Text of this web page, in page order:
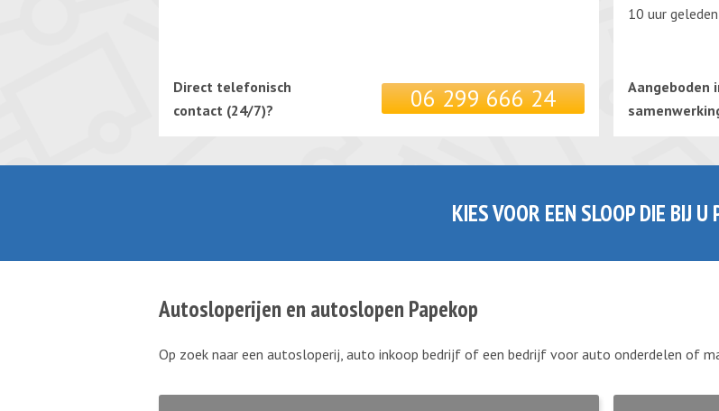
Direct telefonisch
contact (24/7)?
06 299 666 24
10 uur geleden
Aangeboden
KIES VOOR EEN SLOOP DIE BIJ U
Autosloperijen en autoslopen Papekop
Op zoek naar een autosloperij, auto inkoop bedrijf of een bedrijf voor auto onderdelen of